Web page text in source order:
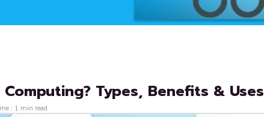
Types, Benefits & Uses
: 1 min read